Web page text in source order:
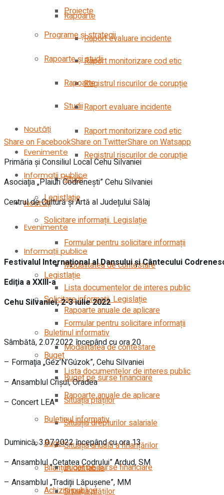
Rapoarte
Raport evaluare incidente
Raport monitorizare cod etic
Registrul riscurilor de corupție
Studii
Noutăți
Evenimente
Informații publice
Legistlație
Solicitare informații. Legislație
Formular pentru solicitare informații
Modalitatea de contestare
Lista documentelor de interes public
Rapoarte anuale de aplicare
Buletinul informativ
Buget
Buget pe surse financiare
Situația plăților
Situația drepturilor salariale
Situația anuală a finanțărilor
Bilanțuri contabile
Achiziții publice
Proiecte
Programe și strategii
Rapoarte și studii
Rapoarte
Raport evaluare incidente
Raport monitorizare cod etic
Registrul riscurilor de corupție
Studii
Noutăți
Evenimente
Informații publice
Legistlație
Solicitare informații. Legislație
Formular pentru solicitare informații
Modalitatea de contestare
Lista documentelor de interes public
Rapoarte anuale de aplicare
Buletinul informativ
Buget
Buget pe surse financiare
Situația plăților
Share on FacebookShare on TwitterShare on Watsapp
Primăria şi Consiliul Local Cehu Silvaniei
Asociaţia „Plaiuri Codreneşti” Cehu Silvaniei
Centrul de Cultură şi Artă al Judeţului Sălaj
Festivalul Internațional al Dansului și Cântecului
Ediţia a XXIII-a
Cehu Silvaniei, 2-3 iulie 2022
Sâmbătă, 2.07.2022 începând cu ora 20
– Formaţia „Géz’N’Gúzok”, Cehu Silvaniei
– Ansamblul Crișul, Oradea
– Concert LEA
Duminică, 3.07.2022 începând cu ora 13
– Ansamblul „Cetatea Codrului” Ardud, SM
– Ansamblul „Tradiţii Lăpuşene”, MM